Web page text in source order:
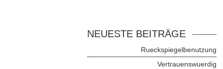
NEUESTE BEITRÄGE
Rueckspiegelbenutzung
Vertrauenswuerdig